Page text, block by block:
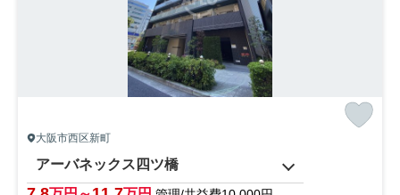
大阪市西区新町
アーバネックス四ツ橋